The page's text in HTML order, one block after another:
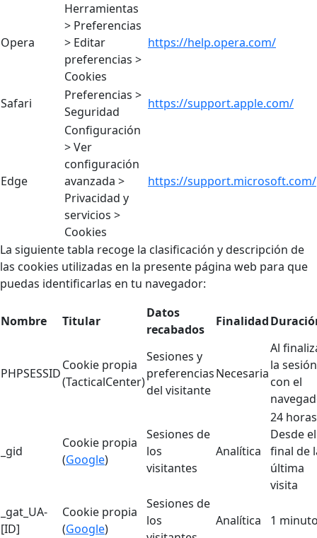
Opera
Herramientas
> Preferencias
> Editar
preferencias >
Cookies
https://help.opera.com/
Safari
Preferencias >
Seguridad
https://support.apple.com/
Edge
Configuración
> Ver
configuración
avanzada >
Privacidad y
servicios >
Cookies
https://support.microsoft.com/
La siguiente tabla recoge la clasificación y descripción de
las cookies utilizadas en la presente página web para que
puedas identificarlas en tu navegador:
Nombre Titular
Datos
recabados
Finalidad
PHPSESSID
Cookie propia
(TacticalCenter)
Sesiones y
preferencias
del visitante
Necesaria
Al
la sesión
con el
_gid
Cookie propia
(Google)
Sesiones de
los
visitantes
Analítica
24
Desde el
final de
última
visita
_gat_UA-
[ID]
Cookie propia
(Google)
Sesiones de
los
Analítica 1